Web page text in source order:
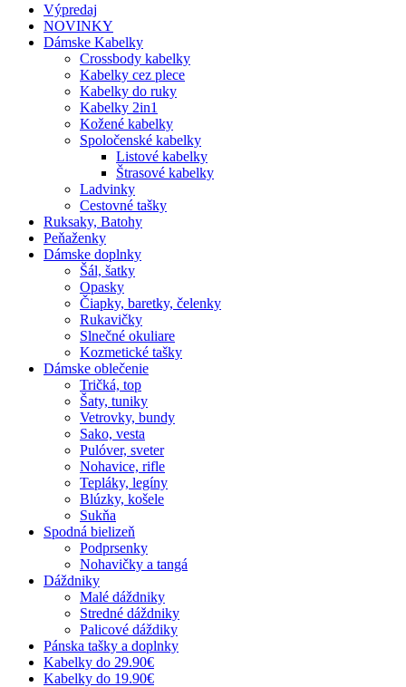
Výpredaj
NOVINKY
Dámske Kabelky
Crossbody kabelky
Kabelky cez plece
Kabelky do ruky
Kabelky 2in1
Kožené kabelky
Spoločenské kabelky
Listové kabelky
Štrasové kabelky
Ladvinky
Cestovné tašky
Ruksaky, Batohy
Peňaženky
Dámske doplnky
Šál, šatky
Opasky
Čiapky, baretky, čelenky
Rukavičky
Slnečné okuliare
Kozmetické tašky
Dámske oblečenie
Tričká, top
Šaty, tuniky
Vetrovky, bundy
Sako, vesta
Pulóver, sveter
Nohavice, rifle
Tepláky, legíny
Blúzky, košele
Sukňa
Spodná bielizeň
Podprsenky
Nohavičky a tangá
Dáždniky
Malé dáždniky
Stredné dáždniky
Palicové dáždiky
Pánska tašky a doplnky
Kabelky do 29.90€
Kabelky do 19.90€